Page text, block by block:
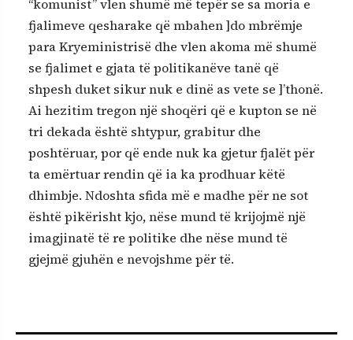
“komunist” vlen shumë më tepër se sa moria e
fjalimeve qesharake që mbahen ]do mbrëmje
para Kryeministrisë dhe vlen akoma më shumë
se fjalimet e gjata të politikanëve tanë që
shpesh duket sikur nuk e dinë as vete se ]’thonë.
Ai hezitim tregon një shoqëri që e kupton se në
tri dekada është shtypur, grabitur dhe
poshtëruar, por që ende nuk ka gjetur fjalët për
ta emërtuar rendin që ia ka prodhuar këtë
dhimbje. Ndoshta sfida më e madhe për ne sot
është pikërisht kjo, nëse mund të krijojmë një
imagjinatë të re politike dhe nëse mund të
gjejmë gjuhën e nevojshme për të.